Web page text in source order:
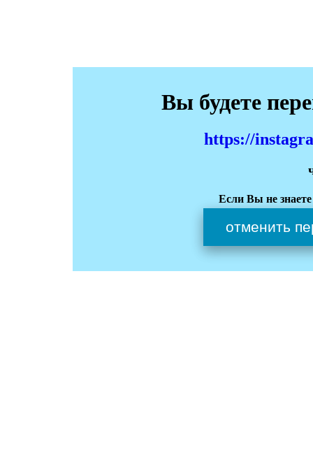
Вы будете
https://
Если Вы не
отменить